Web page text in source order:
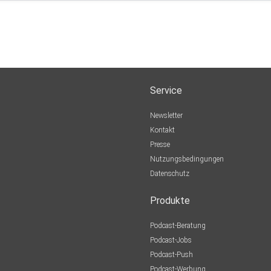
Service
Newsletter
Kontakt
Presse
Nutzungsbedingungen
Datenschutz
Produkte
Podcast-Beratung
Podcast-Jobs
Podcast-Push
Podcast-Werbung